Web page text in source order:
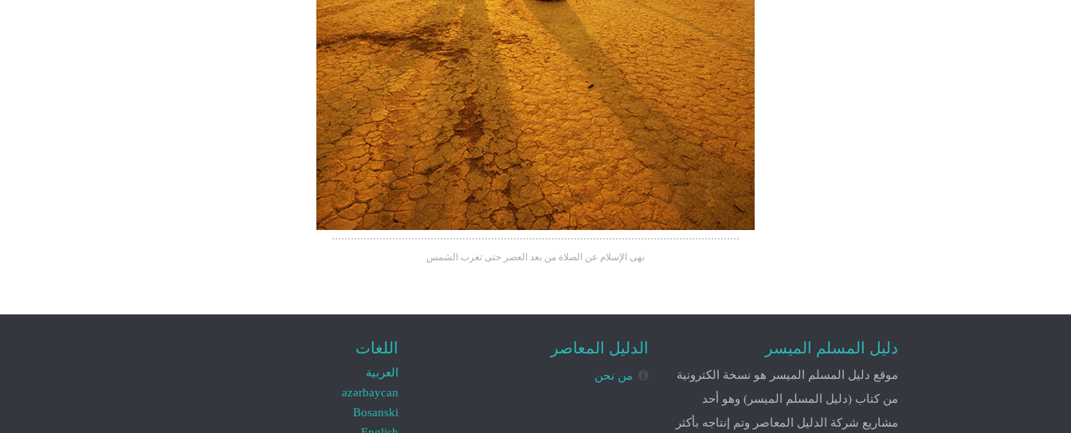
نهى الإسلام عن الصلاة من بعد العصر حتى تغرب الشمس
دليل المسلم الميسر
موقع دليل المسلم الميسر هو نسخة الكترونية
من كتاب (دليل المسلم الميسر) وهو أحد
مشاريع شركة الدليل المعاصر وتم إنتاجه بأكثر
الدليل المعاصر
من نحن
اللغات
العربية
azərbaycan
Bosanski